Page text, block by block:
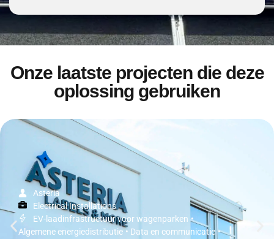
Onze laatste projecten die deze
oplossing gebruiken
Asteria
Electrical Installations
EV-laadinfrastructuur voor wagenparken •
Algemene energiedistributie • Data en communicatie •